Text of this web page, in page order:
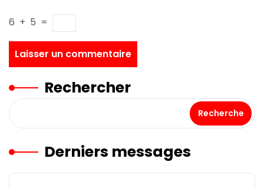
6 + 5 =
Rechercher
Recherche
Derniers messages